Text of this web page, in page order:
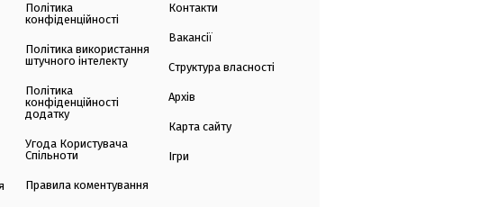
Політика
конфіденційності
Політика використання
штучного інтелекту
Політика
конфіденційності
додатку
Угода Користувача
Спільноти
Правила коментування
Контакти
Вакансії
Структура власності
Архів
Карта сайту
Ігри